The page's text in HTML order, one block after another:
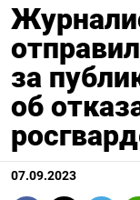
за
об
07.09.2023